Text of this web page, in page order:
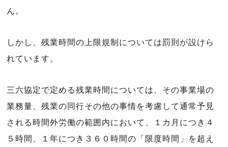
ん。
しかし、残業時間の上限規制については罰則が設けら
れています。
三六協定で定める残業時間については、その事業場の
業務量、残業の同行その他の事情を考慮して通常予見
される時間外労働の範囲内において、１カ月につき４
５時間、１年につき３６０時間の「限度時間」を超え